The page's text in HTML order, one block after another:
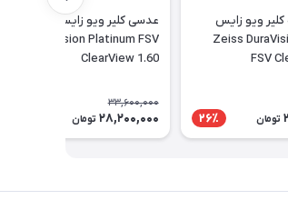
ویو زایس
Zeiss
FSV
تومان 26٪
DuraVision Platinum FSV
ClearView 1.60
33,600,000
28,200,000 تومان